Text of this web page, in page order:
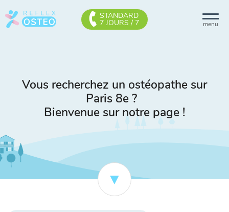
menu
STANDARD
7 JOURS / 7
Vous recherchez un ostéopathe sur
Paris 8e ?
Bienvenue sur notre page !